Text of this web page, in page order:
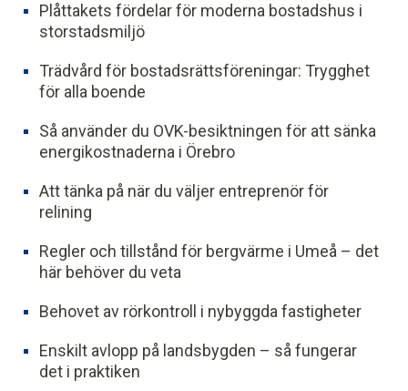
Plåttakets fördelar för moderna bostadshus i
storstadsmiljö
Trädvård för bostadsrättsföreningar: Trygghet
för alla boende
Så använder du OVK-besiktningen för att sänka
energikostnaderna i Örebro
Att tänka på när du väljer entreprenör för
relining
Regler och tillstånd för bergvärme i Umeå – det
här behöver du veta
Behovet av rörkontroll i nybyggda fastigheter
Enskilt avlopp på landsbygden – så fungerar
det i praktiken